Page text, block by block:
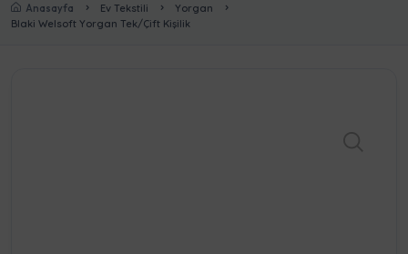
Anasayfa Ev Tekstili
Yorgan
Blaki Welsoft Yorgan Tek/Çift Kişilik